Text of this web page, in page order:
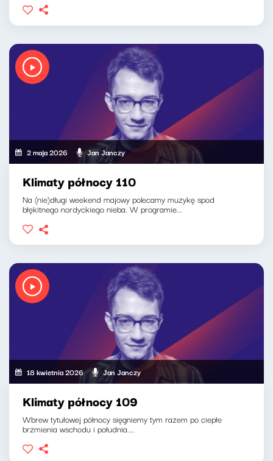
2 maja 2026 Jan Janczy
Klimaty północy 110
Na (nie)długi weekend majowy polecamy muzykę spod
błękitnego nordyckiego nieba. W programie...
18 kwietnia 2026 Jan Janczy
Klimaty północy 109
Wbrew tytułowej północy sięgniemy tym razem po ciepłe
brzmienia wschodu i południa....